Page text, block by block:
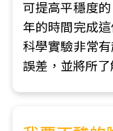
可提高平穩度
年的時間完成
科學實驗非常
誤差，並將所了